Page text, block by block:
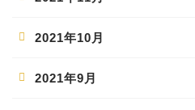
2021年10月
2021年9月